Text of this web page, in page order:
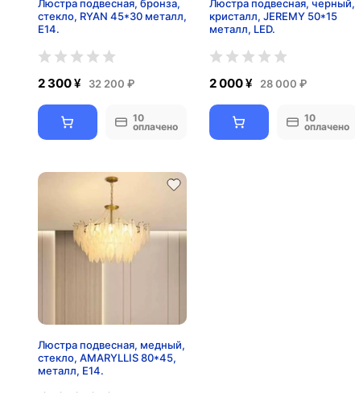
Люстра подвесная, бронза,
стекло, RYAN 45*30 металл,
E14.
2 300 ¥ 32 200 ₽
10
оплачено
Люстра подвесная, черный,
кристалл, JEREMY 50*15
металл, LED.
2 000 ¥ 28 000 ₽
10
оплачено
Люстра подвесная, медный,
стекло, AMARYLLIS 80*45,
металл, E14.